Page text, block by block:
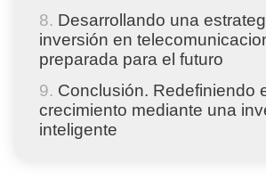
Desarrollando una
inversión en
preparada para el futuro
Conclusión. Redefiniendo
crecimiento mediante una
inteligente